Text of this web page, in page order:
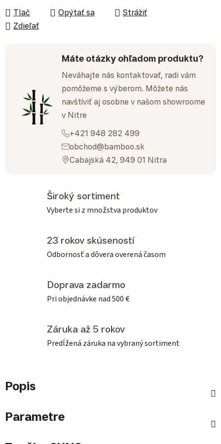
Tlač Opýtať sa
Strážiť
Zdieľať
Máte otázky ohľadom produktu?
Neváhajte nás kontaktovať, radi vám
pomôžeme s výberom. Môžete nás
navštíviť aj osobne v našom showroome
v Nitre
+421 948 282 499
obchod@bamboo.sk
Cabajská 42, 949 01 Nitra
Široký sortiment
Vyberte si z množstva produktov
23 rokov skúseností
Odbornosť a dôvera overená časom
Doprava zadarmo
Pri objednávke nad 500 €
Záruka až 5 rokov
Predĺžená záruka na vybraný sortiment
Popis
Parametre